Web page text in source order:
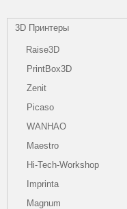
3D Принтеры
Raise3D
PrintBox3D
Zenit
Picaso
WANHAO
Maestro
Hi-Tech-Workshop
Imprinta
Magnum